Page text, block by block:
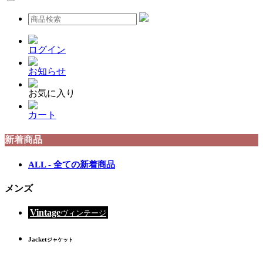
ログイン
お知らせ
お気に入り
カート
新着商品
ALL - 全ての新着商品
メンズ
Vintageヴィンテージ
Jacketジャケット